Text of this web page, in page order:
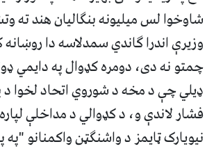
شاوخوا لس میلیونه بنګالیان هند ته
وزیرې اندرا ګاندي سمدلاسه دا
چمتو نه دی، دومره کډوال په دایمي
ډیلي چې د مخه د شوروي اتحاد لخوا
فشار لاندې و، د کډوالي د مداخلې
نیویارک ټایمز د واشنګټن واکمنانو